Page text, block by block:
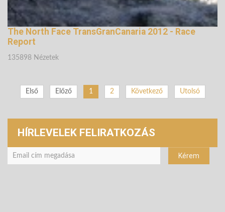
The North Face TransGranCanaria 2012 - Race
Report
135898 Nézetek
Első Előző 1 2 Következő Utolsó
HÍRLEVELEK FELIRATKOZÁS